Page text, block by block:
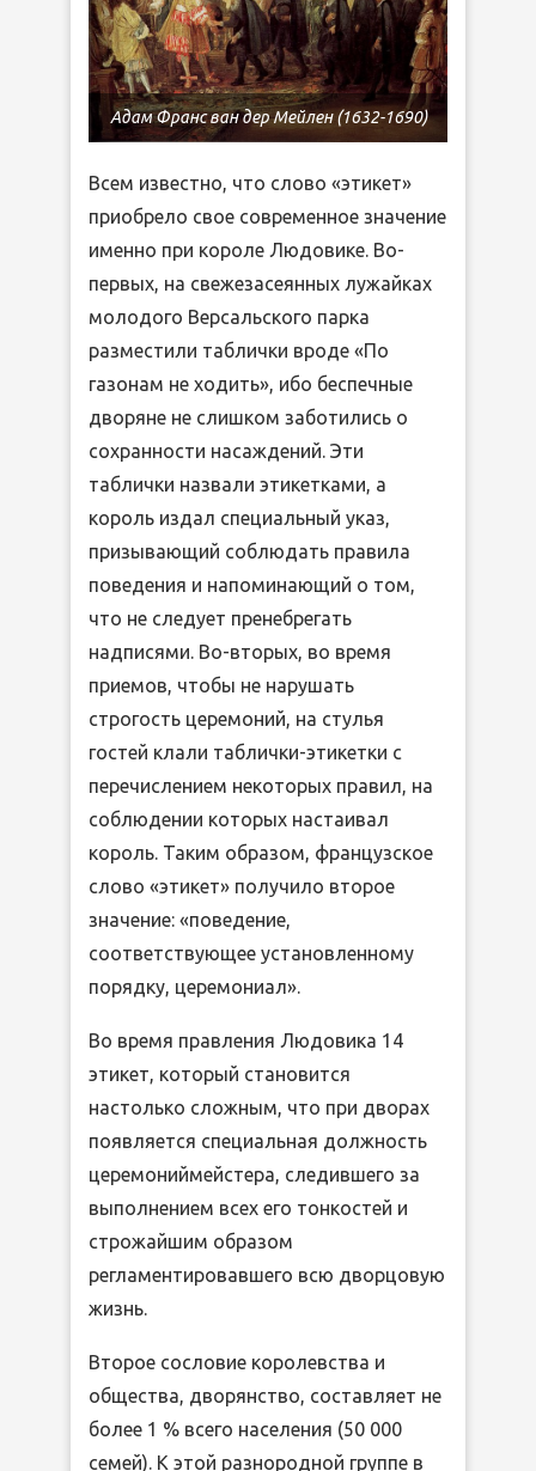
Адам Франс ван дер Мейлен (1632-1690)
Всем известно, что слово «этикет»
приобрело свое современное значение
именно при короле Людовике. Во-
первых, на свежезасеянных лужайках
молодого Версальского парка
разместили таблички вроде «По
газонам не ходить», ибо беспечные
дворяне не слишком заботились о
сохранности насаждений. Эти
таблички назвали этикетками, а
король издал специальный указ,
призывающий соблюдать правила
поведения и напоминающий о том,
что не следует пренебрегать
надписями. Во-вторых, во время
приемов, чтобы не нарушать
строгость церемоний, на стулья
гостей клали таблички-этикетки с
перечислением некоторых правил, на
соблюдении которых настаивал
король. Таким образом, французское
слово «этикет» получило второе
значение: «поведение,
соответствующее установленному
порядку, церемониал».
Во время правления Людовика 14
этикет, который становится
настолько сложным, что при дворах
появляется специальная должность
церемониймейстера, следившего за
выполнением всех его тонкостей и
строжайшим образом
регламентировавшего всю дворцовую
жизнь.
Второе сословие королевства и
общества, дворянство, составляет не
более 1 % всего населения (50 000
семей). К этой разнородной группе в